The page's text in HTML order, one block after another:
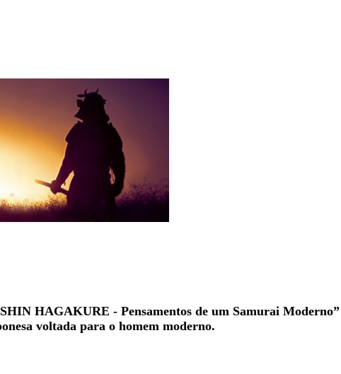
HAGAKURE - Pensamentos de um Samurai
voltada para o homem moderno.